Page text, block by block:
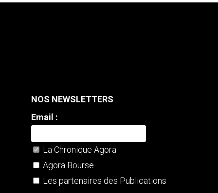
NOS NEWSLETTERS
Email :
La Chronique Agora
Agora Bourse
Les partenaires des Publications